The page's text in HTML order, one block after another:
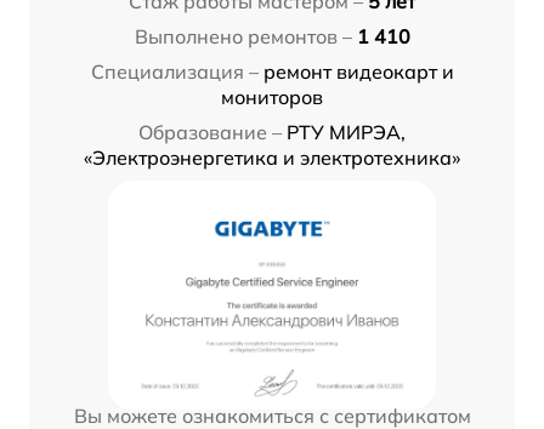
Выполнено ремонтов – 1 410
Специализация – ремонт видеокарт и
мониторов
Образование – РТУ МИРЭА,
«Электроэнергетика и электротехника»
Вы можете ознакомиться с сертификатом